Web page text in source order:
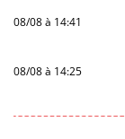
08/08 à 14:41
08/08 à 14:25